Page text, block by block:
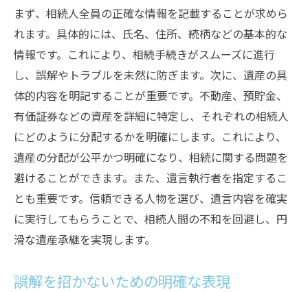
まず、相続人全員の正確な情報を記載することが求めら
れます。具体的には、氏名、住所、続柄などの基本的な
情報です。これにより、相続手続きがスムーズに進行
し、誤解やトラブルを未然に防ぎます。次に、遺産の具
体的内容を明記することが重要です。不動産、預貯金、
有価証券などの資産を詳細に特定し、それぞれの相続人
にどのように分配するかを明確にします。これにより、
遺産の分配が公平かつ明確になり、相続に関する問題を
避けることができます。また、遺言執行者を指定するこ
とも重要です。信頼できる人物を選び、遺言内容を確実
に実行してもらうことで、相続人間の不和を回避し、円
滑な遺産承継を実現します。
誤解を招かないための明確な表現